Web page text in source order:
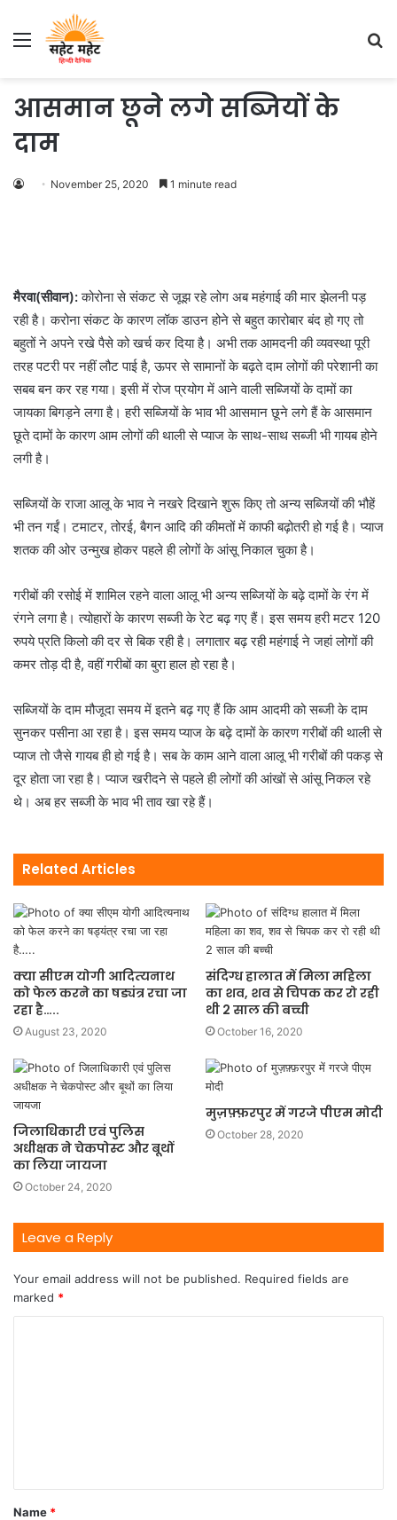
Menu
आसमान छूने लगे सब्जियों के
दाम
November 25, 2020 1 minute read
मैरवा(सीवान):कोरोना से संकट से जूझ रहे लोग अब महंगाई की मार झेलनी पड़
रही है। करोना संकट के कारण लॉक डाउन होने से बहुत कारोबार बंद हो गए तो
बहुतों ने अपने रखे पैसे को खर्च कर दिया है। अभी तक आमदनी की व्यवस्था पूरी
तरह पटरी पर नहीं लौट पाई है, ऊपर से सामानों के बढ़ते दाम लोगों की परेशानी का
सबब बन कर रह गया। इसी में रोज प्रयोग में आने वाली सब्जियों के दामों का
जायका बिगड़ने लगा है। हरी सब्जियों के भाव भी आसमान छूने लगे हैं के आसमान
छूते दामों के कारण आम लोगों की थाली से प्याज के साथ-साथ सब्जी भी गायब होने
लगी है।
सब्जियों के राजा आलू के भाव ने नखरे दिखाने शुरू किए तो अन्य सब्जियों की भौहें
भी तन गईं। टमाटर, तोरई, बैगन आदि की कीमतों में काफी बढ़ोतरी हो गई है। प्याज
शतक की ओर उन्मुख होकर पहले ही लोगों के आंसू निकाल चुका है।
गरीबों की रसोई में शामिल रहने वाला आलू भी अन्य सब्जियों के बढ़े दामों के रंग में
रंगने लगा है। त्योहारों के कारण सब्जी के रेट बढ़ गए हैं। इस समय हरी मटर 120
रुपये प्रति किलो की दर से बिक रही है। लगातार बढ़ रही महंगाई ने जहां लोगों की
कमर तोड़ दी है, वहीं गरीबों का बुरा हाल हो रहा है।
सब्जियों के दाम मौजूदा समय में इतने बढ़ गए हैं कि आम आदमी को सब्जी के दाम
सुनकर पसीना आ रहा है। इस समय प्याज के बढ़े दामों के कारण गरीबों की थाली से
प्याज तो जैसे गायब ही हो गई है। सब के काम आने वाला आलू भी गरीबों की पकड़ से
दूर होता जा रहा है। प्याज खरीदने से पहले ही लोगों की आंखों से आंसू निकल रहे
थे। अब हर सब्जी के भाव भी ताव खा रहे हैं।
Related Articles
क्‍या सीएम योगी आदित्‍यनाथ
को फेल करने का षड्यंत्र रचा जा
रहा है…..
August 23, 2020
संदिग्ध हालात में मिला महिला
का शव, शव से चिपक कर रो रही
थी 2 साल की बच्ची
October 16, 2020
जिलाधिकारी एवं पुलिस
अधीक्षक ने चेकपोस्ट और बूथों
का लिया जायजा
October 24, 2020
मुज़फ़्फ़रपुर में गरजे पीएम मोदी
October 28, 2020
Leave a Reply
Your email address will not be published. Required fields are
marked *
Name *